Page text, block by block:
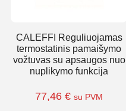
CALEFFI Reguliuojamas
termostatinis pamaišymo
vožtuvas su apsaugos nuo
nuplikymo funkcija
77,46 € su PVM